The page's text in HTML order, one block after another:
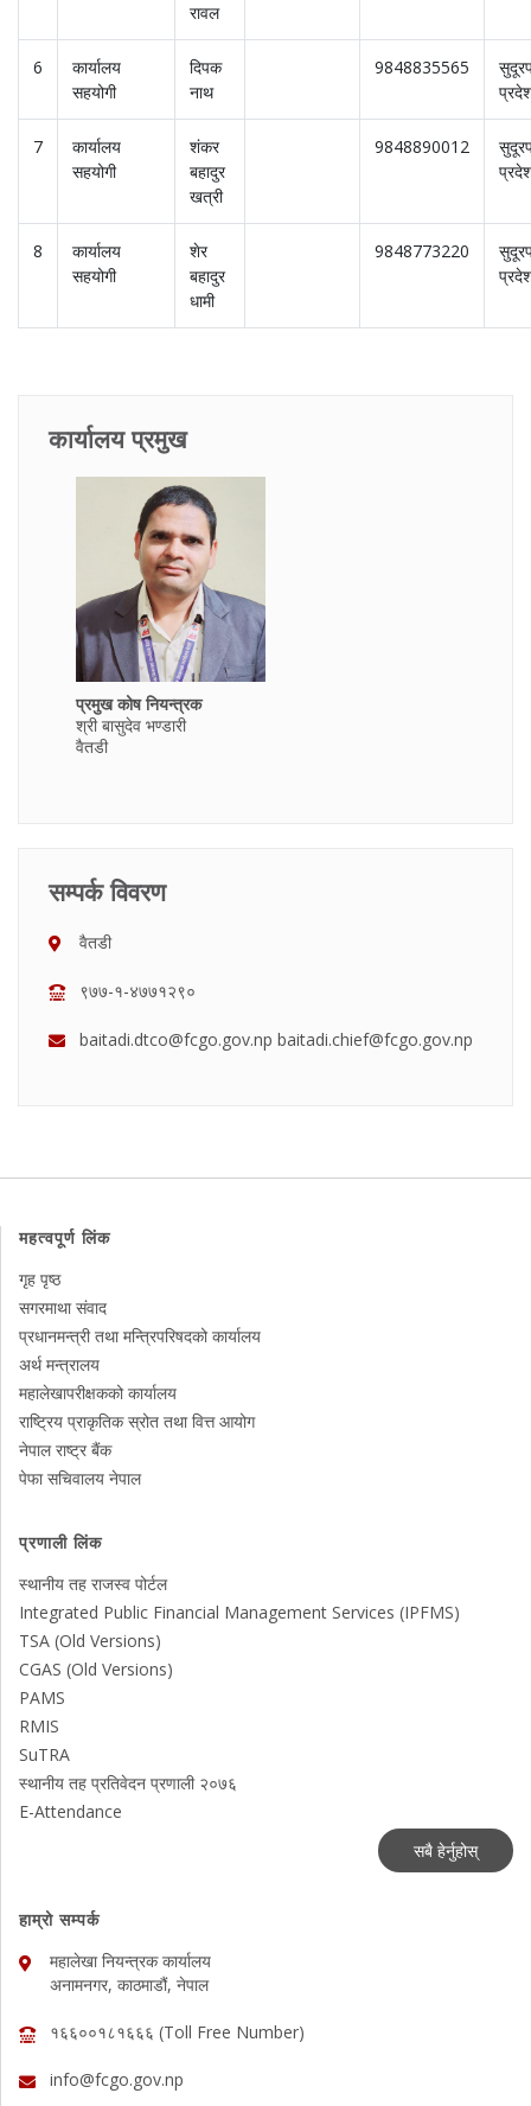
रावल
6
कार्यालय
सहयोगी
दिपक
नाथ
9848835565
7
कार्यालय
सहयोगी
शंकर
बहादुर
खत्री
9848890012
8
कार्यालय
सहयोगी
शेर
बहादुर
धामी
9848773220
कार्यालय प्रमुख
प्रमुख कोष नियन्त्रक
श्री बासुदेव भण्डारी
वैतडी
सम्पर्क विवरण
वैतडी
९७७-१-४७७१२९०
baitadi.dtco@fcgo.gov.np baitadi.chief@fcgo.gov.np
महत्वपूर्ण लिंक
गृह पृष्ठ
सगरमाथा संवाद
प्रधानमन्त्री तथा मन्त्रिपरिषदको कार्यालय
अर्थ मन्त्रालय
महालेखापरीक्षकको कार्यालय
राष्ट्रिय प्राकृतिक स्रोत तथा वित्त आयोग
नेपाल राष्ट्र बैंक
पेफा सचिवालय नेपाल
प्रणाली लिंक
स्थानीय तह राजस्व पोर्टल
Integrated Public Financial Management Services (IPFMS)
TSA (Old Versions)
CGAS (Old Versions)
PAMS
RMIS
SuTRA
स्थानीय तह प्रतिवेदन प्रणाली २०७६
E-Attendance
सबै हेर्नुहोस्
हाम्रो सम्पर्क
महालेखा नियन्त्रक कार्यालय
अनामनगर, काठमाडौं, नेपाल
१६६००१८१६६६ (Toll Free Number)
info@fcgo.gov.np